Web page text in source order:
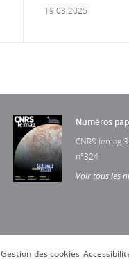
19.08.2025
Numéros
CNRS lemag
n°324
Voir tous les
Gestion des cookies